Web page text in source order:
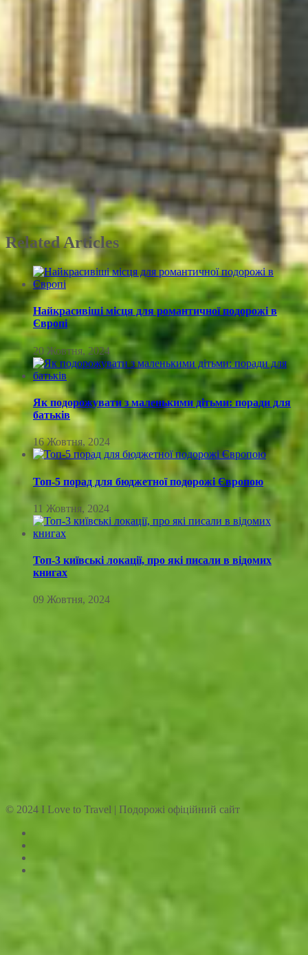
Related Articles
Найкрасивіші місця для романтичної подорожі в
Європі
20 Жовтня, 2024
Як подорожувати з маленькими дітьми: поради для
батьків
16 Жовтня, 2024
Топ-5 порад для бюджетної подорожі Європою
11 Жовтня, 2024
Топ-3 київські локації, про які писали в відомих
книгах
09 Жовтня, 2024
© 2024 I Love to Travel | Подорожі офіційний сайт